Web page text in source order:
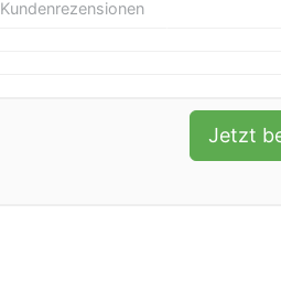
Kundenrezensionen
Jetzt